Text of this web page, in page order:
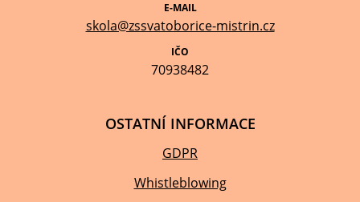
E-MAIL
skola@zssvatoborice-mistrin.cz
IČO
70938482
OSTATNÍ INFORMACE
GDPR
Whistleblowing